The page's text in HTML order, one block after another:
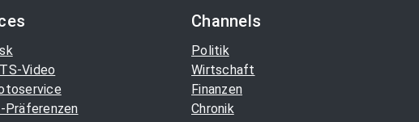
Video
Präferenzen
Channels
Politik
Wirtschaft
Finanzen
Chronik